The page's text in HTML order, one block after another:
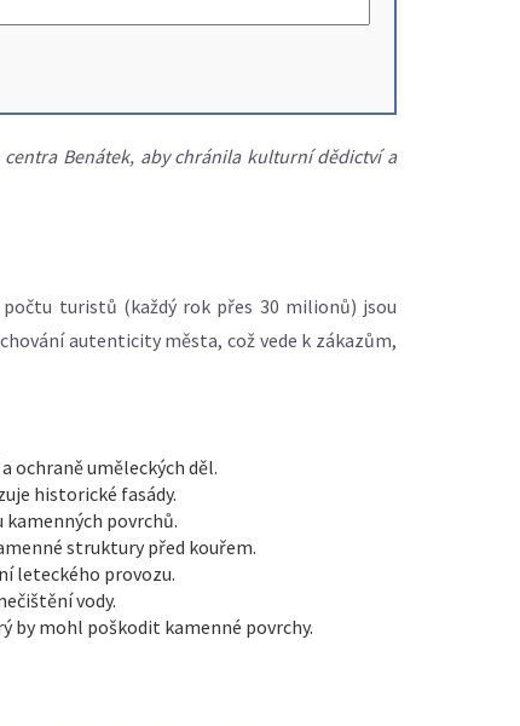
Benátek, aby chránila kulturní dědictví a
turistů (každý rok přes 30 milionů) jsou
autenticity města, což vede k zákazům,
ochraně uměleckých děl.
historické fasády.
kamenných povrchů.
struktury před kouřem.
leteckého provozu.
vody.
by mohl poškodit kamenné povrchy.